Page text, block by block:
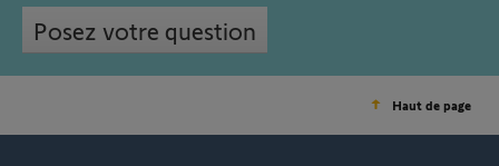
Posez votre question
Haut de page